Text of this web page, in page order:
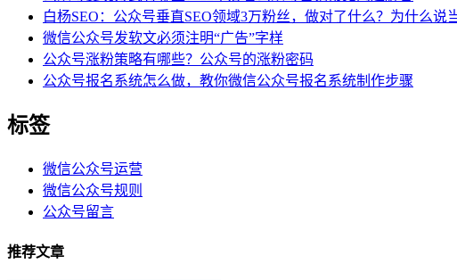
白杨SEO：公众号垂直SEO领域3万粉丝，做对了什么？为什么说
微信公众号发软文必须注明“广告”字样
公众号涨粉策略有哪些？公众号的涨粉密码
公众号报名系统怎么做，教你微信公众号报名系统制作步骤
标签
微信公众号运营
微信公众号规则
公众号留言
推荐文章